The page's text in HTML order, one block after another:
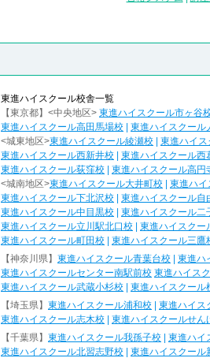
東進ハイスクール校舎一覧
【東京都】<中央地区> 東進ハイスクール市ヶ谷
東進ハイスクール高田馬場校
東進ハイスクール
<城東地区>東進ハイスクール綾瀬校
東進ハイ
東進ハイスクール西新井校
東進ハイスクール西
東進ハイスクール荻窪校
東進ハイスクール高円
<城南地区>東進ハイスクール大井町校
東進ハイ
東進ハイスクール下北沢校
東進ハイスクール自
東進ハイスクール中目黒校
東進ハイスクール二
東進ハイスクール立川駅北口校
東進ハイスクー
東進ハイスクール町田校
東進ハイスクール三鷹
【神奈川県】 東進ハイスクール青葉台校
東進ハ
東進ハイスクールセンター南駅前校 東進ハイス
東進ハイスクール武蔵小杉校
東進ハイスクール
【埼玉県】 東進ハイスクール浦和校
東進ハイス
東進ハイスクール志木校
東進ハイスクールせん
【千葉県】 東進ハイスクール我孫子校
東進ハイ
東進ハイスクール北習志野校
東進ハイスクール